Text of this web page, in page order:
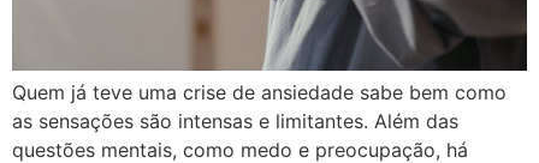
Quem já teve uma crise de ansiedade sabe bem como
as sensações são intensas e limitantes. Além das
questões mentais, como medo e preocupação, há